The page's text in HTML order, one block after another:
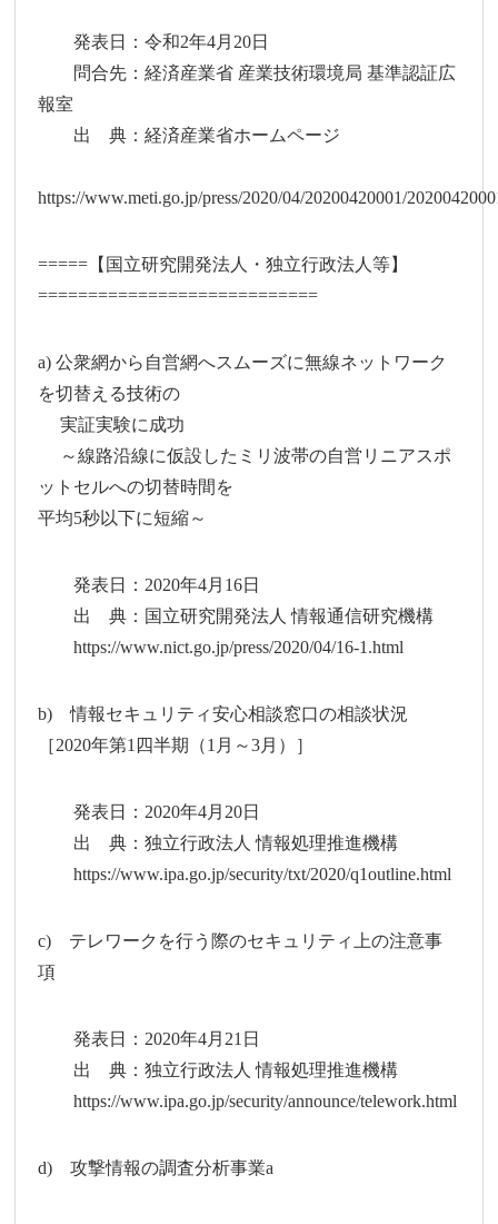
発表日：令和2年4月20日
問合先：経済産業省 産業技術環境局 基準認証広
報室
出 典：経済産業省ホームページ
https://www.meti.go.jp/press/2020/04/20200420001/
=====【国立研究開発法人・独立行政法人等】
============================
a) 公衆網から自営網へスムーズに無線ネットワーク
を切替える技術の
実証実験に成功
～線路沿線に仮設したミリ波帯の自営リニアスポ
ットセルへの切替時間を
平均5秒以下に短縮～
発表日：2020年4月16日
出 典：国立研究開発法人 情報通信研究機構
https://www.nict.go.jp/press/2020/04/16-1.html
b) 情報セキュリティ安心相談窓口の相談状況
［2020年第1四半期（1月～3月）］
発表日：2020年4月20日
出 典：独立行政法人 情報処理推進機構
https://www.ipa.go.jp/security/txt/2020/q1outline.html
c) テレワークを行う際のセキュリティ上の注意事
項
発表日：2020年4月21日
出 典：独立行政法人 情報処理推進機構
https://www.ipa.go.jp/security/announce/telework.html
d) 攻撃情報の調査分析事業a